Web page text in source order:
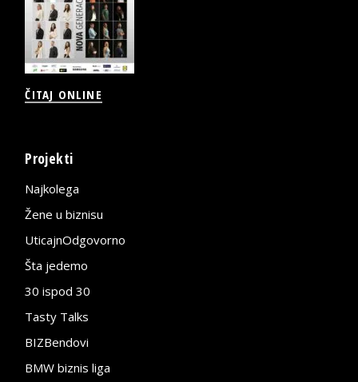
ČITAJ ONLINE
Projekti
Najkolega
Žene u biznisu
UticajnOdgovorno
Šta jedemo
30 ispod 30
Tasty Talks
BIZBendovi
BMW biznis liga